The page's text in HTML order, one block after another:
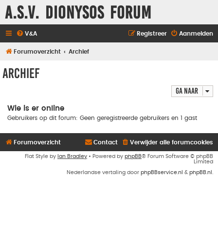
A.S.V. Dionysos Forum
V&A Aanmelden
Registreer
Forumoverzicht Archief
Archief
Ga naar
Wie is er online
Gebruikers op dit forum: Geen geregistreerde gebruikers en 1 gast
Forumoverzicht Verwijder alle forumcookies
Contact
Flat Style by Ian Bradley • Powered by phpBB® Forum Software © phpBB
Limited
Nederlandse vertaling door phpBBservice.nl & phpBB.nl .